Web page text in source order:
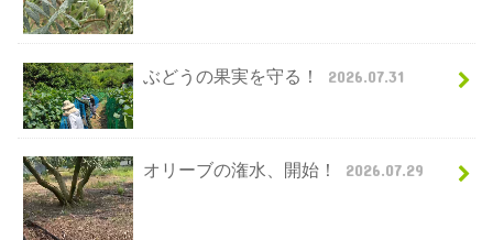
ぶどうの果実を守る！ 2026.07.31
オリーブの潅水、開始！ 2026.07.29